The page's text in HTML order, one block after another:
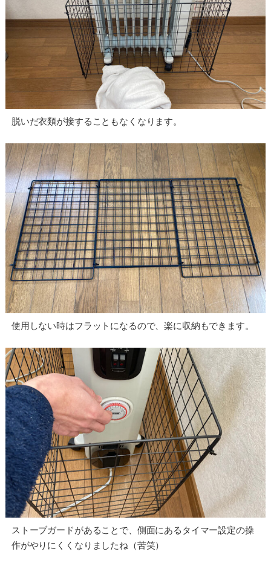
脱いだ衣類が接することもなくなります。
使用しない時はフラットになるので、楽に収納もできます。
ストーブガードがあることで、側面にあるタイマー設定の操
作がやりにくくなりましたね（苦笑）